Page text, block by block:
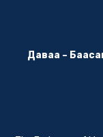
Даваа –